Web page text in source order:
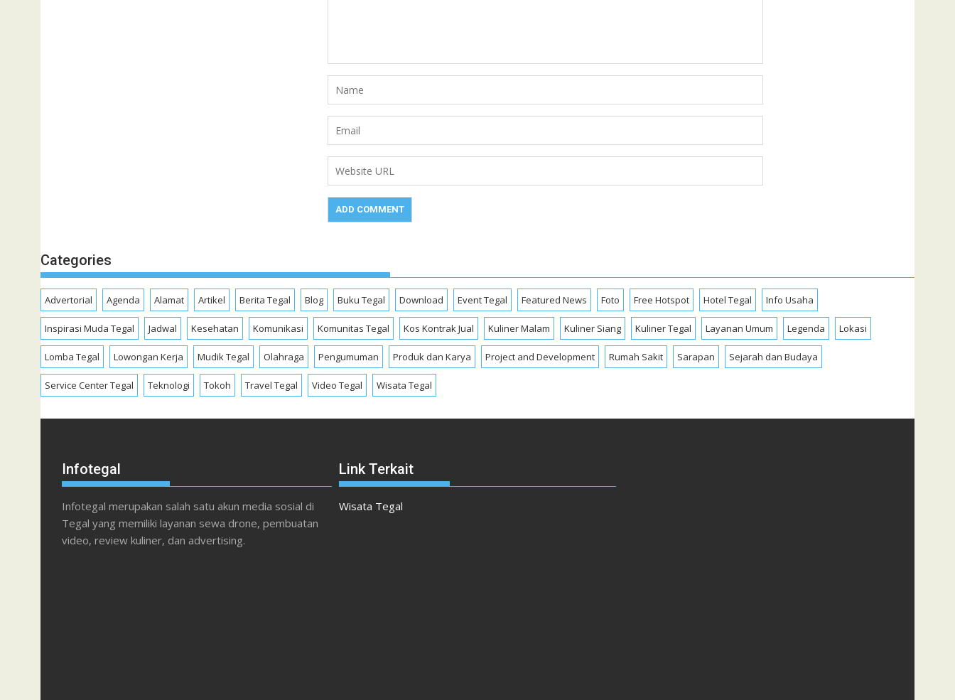
Categories
Advertorial Agenda Alamat Artikel Berita Tegal Blog Buku Tegal Download Event Tegal Featured News Foto Free Hotspot Hotel Tegal Info Usaha
Inspirasi Muda Tegal Jadwal Kesehatan Komunikasi Komunitas Tegal Kos Kontrak Jual Kuliner Malam Kuliner Siang Kuliner Tegal Layanan Umum Legenda Lokasi
Lomba Tegal Lowongan Kerja Mudik Tegal Olahraga Pengumuman Produk dan Karya Project and Development Rumah Sakit Sarapan Sejarah dan Budaya
Service Center Tegal Teknologi Tokoh Travel Tegal Video Tegal Wisata Tegal
Infotegal
Infotegal merupakan salah satu akun media sosial di
Tegal yang memiliki layanan sewa drone, pembuatan
video, review kuliner, dan advertising.
Link Terkait
Wisata Tegal